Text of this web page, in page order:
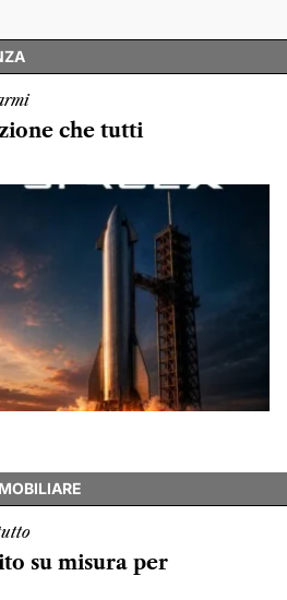
che tutti
su misura per